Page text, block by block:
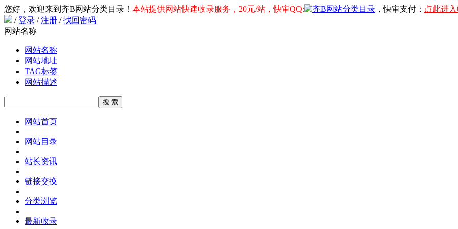
您好，欢迎来到齐B网站分类目录！ 本站提供网站快速收录服务，20元/站，快审QQ: ，快审支付： 点此进
/登录 /注册 /找回密码
网站名称
网站名称
网站地址
TAG标签
网站描述
网站首页
网站目录
站长资讯
链接交换
分类浏览
最新收录